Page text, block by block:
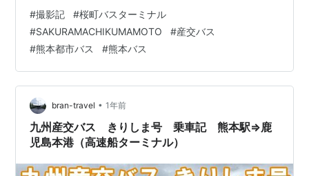
ぼろ」という印象を抱きますが、鶏肉そのものを福岡で
は「かしわ」と呼ぶのだそうです。確かに「かしわ天」
って言いますしね。 七味ではなく一味なのも博多流？
www.jrfs.co.jp 博多から「さくら403号」でたったの50
分、あっという間に熊本です。もしかしたら2013年3月
以来かもしれない熊本…
#撮影記 #桜町バスターミナル
#SAKURAMACHIKUMAMOTO #産交バス
#熊本都市バス #熊本バス
bran-travel • 1年前
九州産交バス きりしま号 乗車記 熊本駅⇒鹿
児島本港（高速船ターミナル）